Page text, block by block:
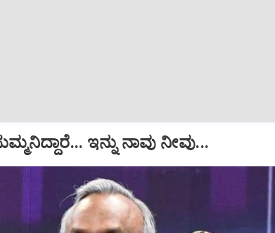
ಇನ್ನು ನಾವು ನೀವು...